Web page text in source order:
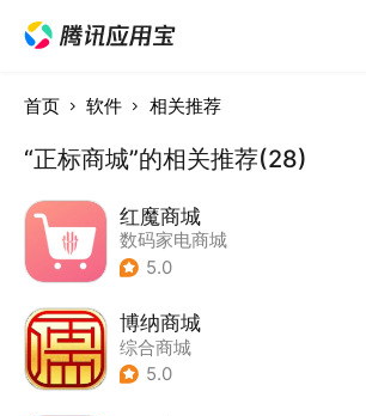
首页 软件 相关推荐
“正标商城”的相关推荐(28)
红魔商城
数码家电商城
5.0
博纳商城
综合商城
5.0